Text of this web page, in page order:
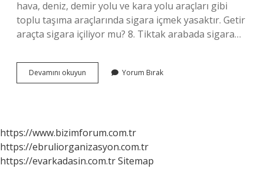
hava, deniz, demir yolu ve kara yolu araçları gibi
toplu taşıma araçlarında sigara içmek yasaktır. Getir
araçta sigara içiliyor mu? 8. Tiktak arabada sigara…
Devamını okuyun
Arabada
Yorum Bırak
https://www.bizimforum.com.tr
https://ebruliorganizasyon.com.tr
https://evarkadasin.com.trSitemap